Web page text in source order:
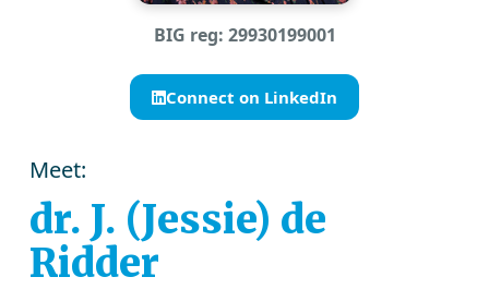
BIG reg: 29930199001
Connect on LinkedIn
Meet:
dr. J. (Jessie) de
Ridder